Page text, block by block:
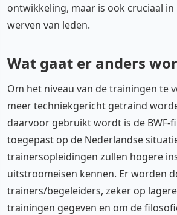
ontwikkeling, maar is ook cruciaal
werven van leden.
Wat gaat er anders
Om het niveau van de trainingen te
meer techniekgericht getraind
daarvoor gebruikt wordt is de BWF-
toegepast op de Nederlandse
trainersopleidingen zullen hogere
uitstroomeisen kennen. Er worden
trainers/begeleiders, zeker op
trainingen gegeven en om de